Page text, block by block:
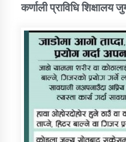
कर्णाली प्राविधि शिक्षालय